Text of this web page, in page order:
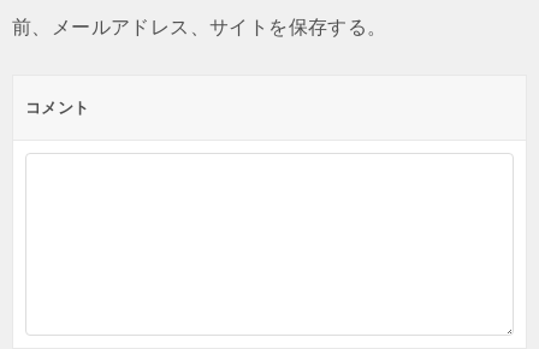
前、メールアドレス、サイトを保存する。
コメント